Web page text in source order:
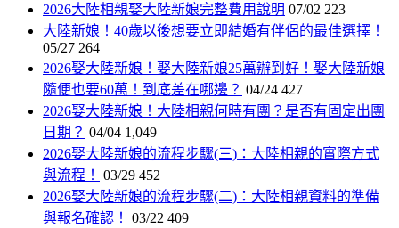
2026大陸相親娶大陸新娘完整費用說明 07/02 223
大陸新娘！40歲以後想要立即結婚有伴侶的最佳選擇！
05/27 264
2026娶大陸新娘！娶大陸新娘25萬辦到好！娶大陸新娘
隨便也要60萬！到底差在哪邊？ 04/24 427
2026娶大陸新娘！大陸相親何時有團？是否有固定出團
日期？ 04/04 1,049
2026娶大陸新娘的流程步驟(三)：大陸相親的實際方式
與流程！
03/29 452
2026娶大陸新娘的流程步驟(二)：大陸相親資料的準備
與報名確認！
03/22 409